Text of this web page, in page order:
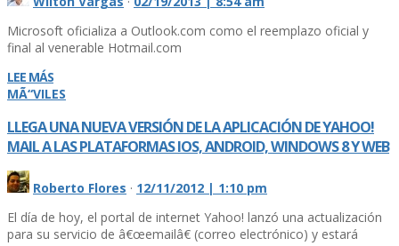
Microsoft oficializa a Outlook.com como el reemplazo oficial y
final al venerable Hotmail.com
LEE MÁS
MÃ“VILES
LLEGA UNA NUEVA VERSIÓN DE LA APLICACIÓN DE YAHOO!
MAIL A LAS PLATAFORMAS IOS, ANDROID, WINDOWS 8 Y WEB
Roberto Flores · 12/11/2012 | 1:10 pm
El dí­a de hoy, el portal de internet Yahoo! lanzó una actualización
para su servicio de â€œemailâ€ (correo electrónico) y estará